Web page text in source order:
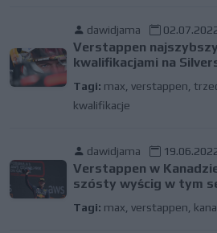
dawidjama
Verstappen
kwalifikacjami na
Tagi: max verstappen
kwalifikacje
dawidjama
Verstappen w
szósty wyścig w tym
Tagi: max verstappen